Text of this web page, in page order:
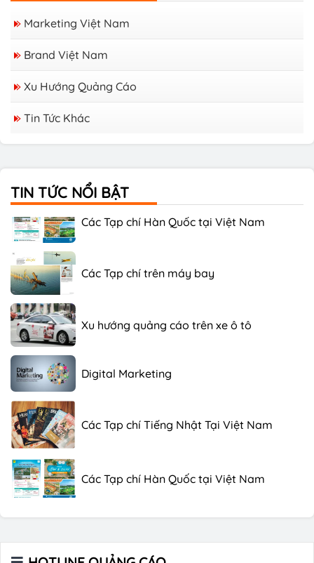
thế giới.
Marketing Việt Nam
Brand Việt Nam
Xu Hướng Quảng Cáo
Tin Tức Khác
TIN TỨC NỔI BẬT
Các Tạp chí Hàn Quốc tại Việt Nam
Các Tạp chí trên máy bay
Xu hướng quảng cáo trên xe ô tô
Digital Marketing
Các Tạp chí Tiếng Nhật Tại Việt Nam
Các Tạp chí Hàn Quốc tại Việt Nam